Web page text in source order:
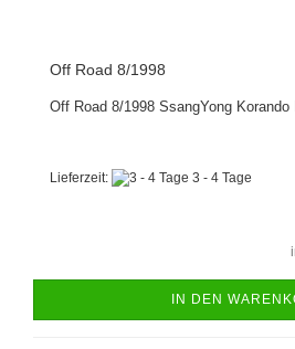
Off Road 8/1998
Off Road 8/1998 SsangYong Korando
Lieferzeit: 3 - 4 Tage
IN DEN